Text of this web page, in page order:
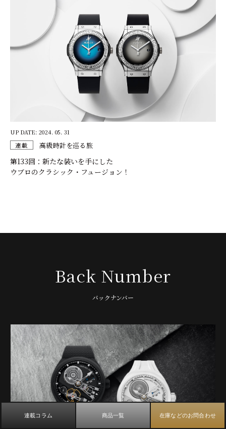
UP DATE: 2024. 05. 31
連載
高級時計を巡る旅
第133回：新たな装いを手にした
ウブロのクラシック・フュージョン！
Back Number
バックナンバー
連載コラム 商品一覧 在庫などのお問合わせ